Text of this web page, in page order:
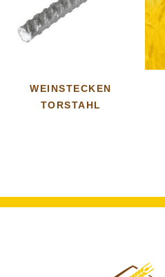
WEINSTECKEN
TORSTAHL